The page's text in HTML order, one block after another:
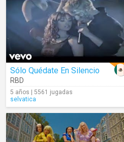
Sólo Quédate En Silencio
RBD
5 años | 5561 jugadas
selvatica